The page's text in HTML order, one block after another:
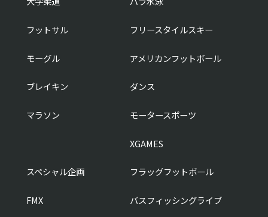
フットサル フリースタイルスキー
モーグル アメリカンフットボール
ブレイキン ダンス
マラソン モータースポーツ
XGAMES
スペシャル企画 フラッグフットボール
FMX バスフィッシングライブ